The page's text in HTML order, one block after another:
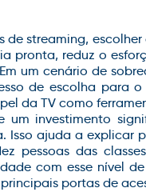
de streaming,
pronta, reduz o
um cenário de
de escolha para
da TV como
um investimento
ajuda a explicar
pessoas das
com esse nível
portas de